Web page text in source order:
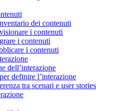
dei contenuti
i contenuti
i contenuti
i contenuti
dell’interazione
definire l’interazione
tra scenari e user stories